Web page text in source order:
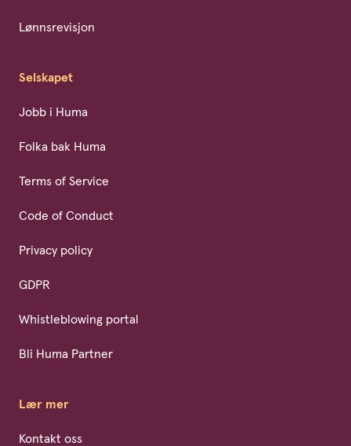
Lønnsrevisjon
Selskapet
Jobb i Huma
Folka bak Huma
Terms of Service
Code of Conduct
Privacy policy
GDPR
Whistleblowing portal
Bli Huma Partner
Lær mer
Kontakt oss